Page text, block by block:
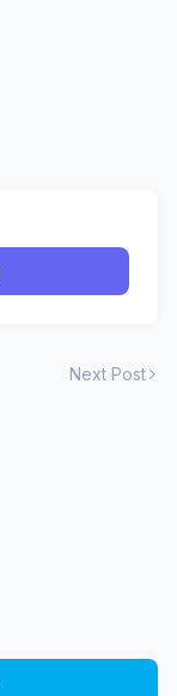
Next Post